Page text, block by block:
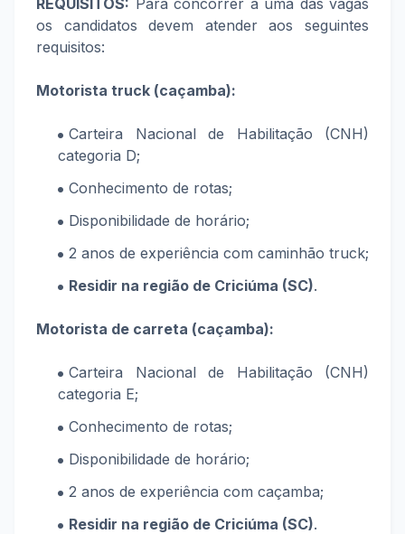
REQUISITOS: Para concorrer a uma das vagas
os candidatos devem atender aos seguintes
requisitos:
Motorista truck (caçamba):
Carteira Nacional de Habilitação (CNH)
categoria D;
Conhecimento de rotas;
Disponibilidade de horário;
2 anos de experiência com caminhão truck;
Residir na região de Criciúma (SC).
Motorista de carreta (caçamba):
Carteira Nacional de Habilitação (CNH)
categoria E;
Conhecimento de rotas;
Disponibilidade de horário;
2 anos de experiência com caçamba;
Residir na região de Criciúma (SC).